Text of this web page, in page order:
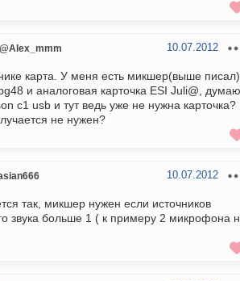
@Alex_mmm 10.07.2012
карта. У меня есть микшер(выше писал)
и аналоговая карточка ESI Juli@, думаю
c1 usb и тут ведь уже не нужна
не нужен?
10.07.2012
так, микшер нужен если источников
звука больше 1 ( к примеру 2 микрофона